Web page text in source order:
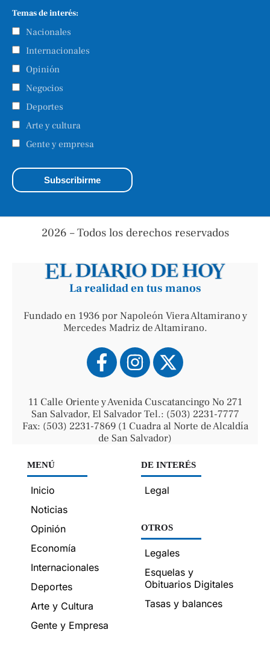
Temas de interés:
Nacionales
Internacionales
Opinión
Negocios
Deportes
Arte y cultura
Gente y empresa
2026 – Todos los derechos reservados
La realidad en tus manos
Fundado en 1936 por Napoleón Viera Altamirano y
Mercedes Madriz de Altamirano.
11 Calle Oriente y Avenida Cuscatancingo No 271
San Salvador, El Salvador Tel.: (503) 2231-7777
Fax: (503) 2231-7869 (1 Cuadra al Norte de Alcaldía
de San Salvador)
MENÚ
Inicio
Noticias
Opinión
Economía
Internacionales
Deportes
Arte y Cultura
Gente y Empresa
DE INTERÉS
Legal
OTROS
Legales
Esquelas y
Obituarios Digitales
Tasas y balances